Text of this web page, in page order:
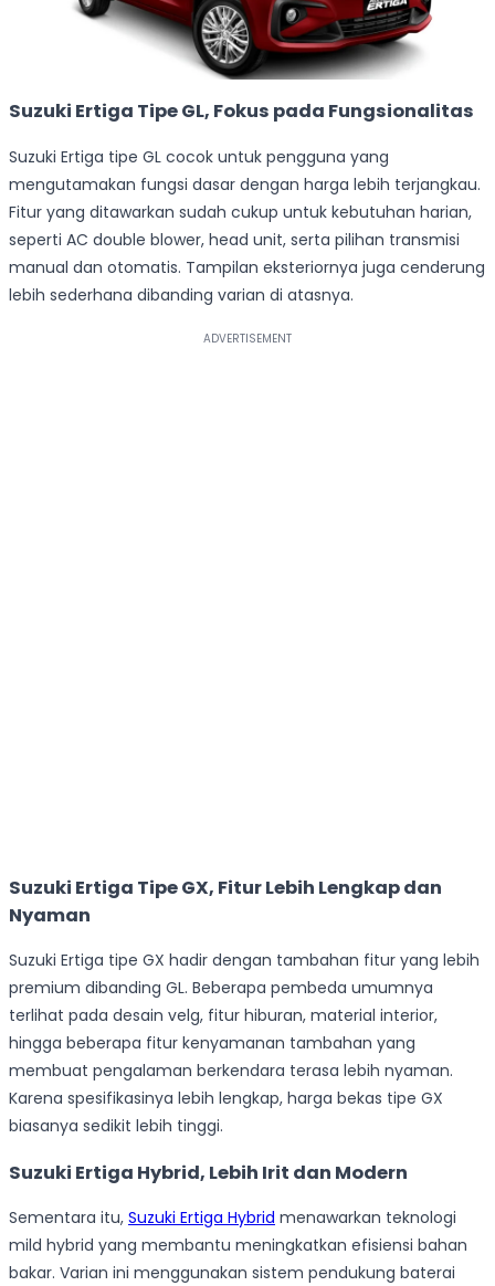
Suzuki Ertiga Tipe GL, Fokus pada Fungsionalitas
Suzuki Ertiga tipe GL cocok untuk pengguna yang
mengutamakan fungsi dasar dengan harga lebih terjangkau.
Fitur yang ditawarkan sudah cukup untuk kebutuhan harian,
seperti AC double blower, head unit, serta pilihan transmisi
manual dan otomatis. Tampilan eksteriornya juga cenderung
lebih sederhana dibanding varian di atasnya.
Suzuki Ertiga Tipe GX, Fitur Lebih Lengkap dan
Nyaman
Suzuki Ertiga tipe GX hadir dengan tambahan fitur yang lebih
premium dibanding GL. Beberapa pembeda umumnya
terlihat pada desain velg, fitur hiburan, material interior,
hingga beberapa fitur kenyamanan tambahan yang
membuat pengalaman berkendara terasa lebih nyaman.
Karena spesifikasinya lebih lengkap, harga bekas tipe GX
biasanya sedikit lebih tinggi.
Suzuki Ertiga Hybrid, Lebih Irit dan Modern
Sementara itu, Suzuki Ertiga Hybrid menawarkan teknologi
mild hybrid yang membantu meningkatkan efisiensi bahan
bakar. Varian ini menggunakan sistem pendukung baterai